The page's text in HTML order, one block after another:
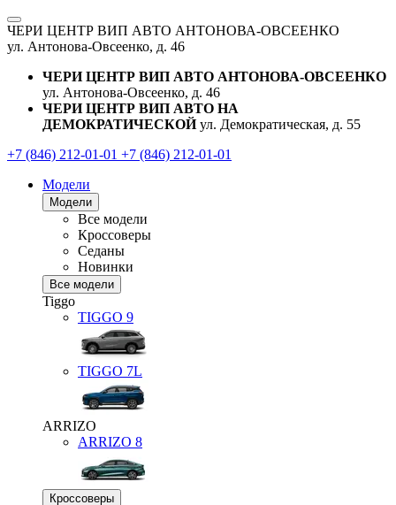
ЧЕРИ ЦЕНТР ВИП АВТО АНТОНОВА-ОВСЕЕНКО
ул. Антонова-Овсеенко, д. 46
ЧЕРИ ЦЕНТР ВИП АВТО АНТОНОВА-ОВСЕЕНКО
ул. Антонова-Овсеенко, д. 46
ЧЕРИ ЦЕНТР ВИП АВТО НА
ДЕМОКРАТИЧЕСКОЙ ул. Демократическая, д. 55
+7 (846) 212-01-01 +7 (846) 212-01-01
Модели
Модели
Все модели
Кроссоверы
Седаны
Новинки
Все модели
Tiggo
TIGGO 9
TIGGO 7L
ARRIZO
ARRIZO 8
Кроссоверы